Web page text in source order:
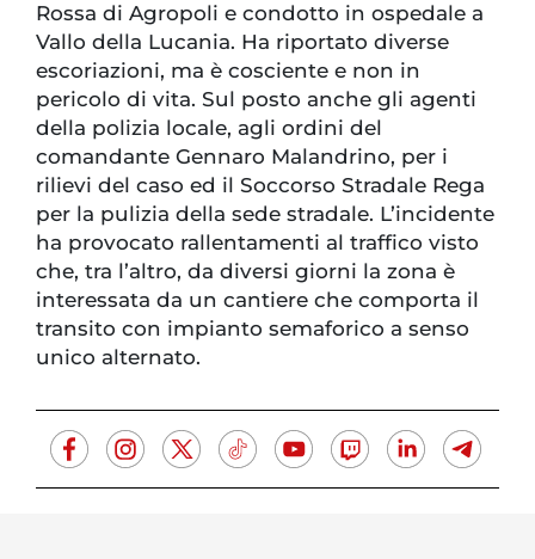
Rossa di Agropoli e condotto in ospedale a
Vallo della Lucania. Ha riportato diverse
escoriazioni, ma è cosciente e non in
pericolo di vita. Sul posto anche gli agenti
della polizia locale, agli ordini del
comandante Gennaro Malandrino, per i
rilievi del caso ed il Soccorso Stradale Rega
per la pulizia della sede stradale. L’incidente
ha provocato rallentamenti al traffico visto
che, tra l’altro, da diversi giorni la zona è
interessata da un cantiere che comporta il
transito con impianto semaforico a senso
unico alternato.